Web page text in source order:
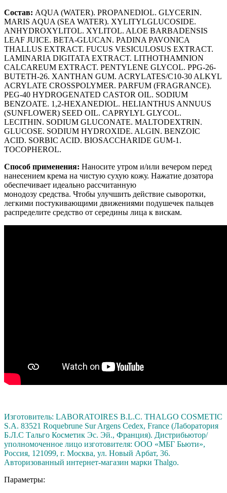
Состав: AQUA (WATER). PROPANEDIOL. GLYCERIN.
MARIS AQUA (SEA WATER). XYLITYLGLUCOSIDE.
ANHYDROXYLITOL. XYLITOL. ALOE BARBADENSIS
LEAF JUICE. BETA-GLUCAN. PADINA PAVONICA
THALLUS EXTRACT. FUCUS VESICULOSUS EXTRACT.
LAMINARIA DIGITATA EXTRACT. LITHOTHAMNION
CALCAREUM EXTRACT. PENTYLENE GLYCOL. PPG-26-
BUTETH-26. XANTHAN GUM. ACRYLATES/C10-30 ALKYL
ACRYLATE CROSSPOLYMER. PARFUM (FRAGRANCE).
PEG-40 HYDROGENATED CASTOR OIL. SODIUM
BENZOATE. 1,2-HEXANEDIOL. HELIANTHUS ANNUUS
(SUNFLOWER) SEED OIL. CAPRYLYL GLYCOL.
LECITHIN. SODIUM GLUCONATE. MALTODEXTRIN.
GLUCOSE. SODIUM HYDROXIDE. ALGIN. BENZOIC
ACID. SORBIC ACID. BIOSACCHARIDE GUM-1.
TOCOPHEROL.
Cпособ применения: Наносите утром и/или вечером перед
нанесением крема на чистую сухую кожу. Нажатие дозатора
обеспечивает идеально рассчитанную
монодозу средства. Чтобы улучшить действие сыворотки,
легкими постукивающими движениями подушечек пальцев
распределите средство от середины лица к вискам.
Изготовитель: LABORATOIRES B.L.C. THALGO COSMETIC
S.A. 83521 Roquebrune Sur Argens Cedex, France (Лаборатория
Б.Л.С Тальго Косметик Эс. Эй., Франция). Дистрибьютор/
уполномоченное лицо изготовителя: ООО «МБГ Бьюти»,
Россия, 121099, г. Москва, ул. Новый Арбат, 36.
Авторизованный интернет-магазин марки Thalgo.
Параметры: